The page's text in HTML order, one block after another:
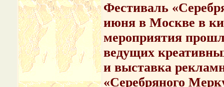
Фестиваль
июня в Москве в
мероприятия
ведущих
и выставка
«Серебряного